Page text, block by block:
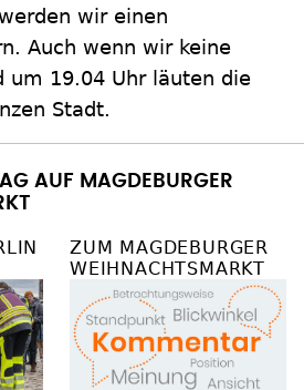
wir einen
Auch wenn wir keine
um 19.04 Uhr läuten die
Stadt.
AUF MAGDEBURGER
ZUM MAGDEBURGER
WEIHNACHTSMARKT